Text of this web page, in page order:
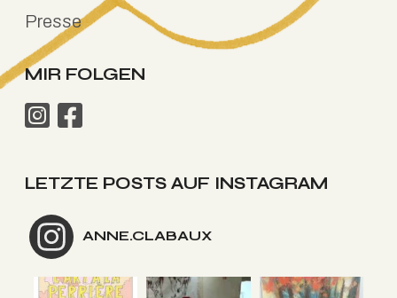
Presse
MIR FOLGEN
LETZTE POSTS AUF INSTAGRAM
ANNE.CLABAUX